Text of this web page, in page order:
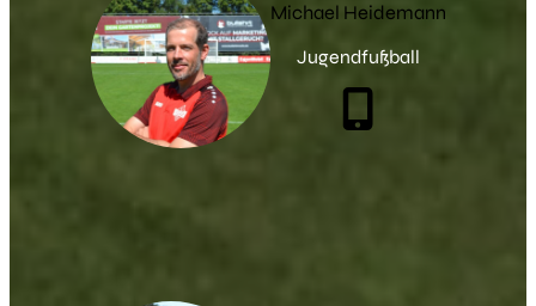
Michael Heidemann
Jugendfußball